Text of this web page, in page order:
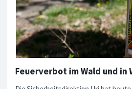
Feuerverbot im Wald und in